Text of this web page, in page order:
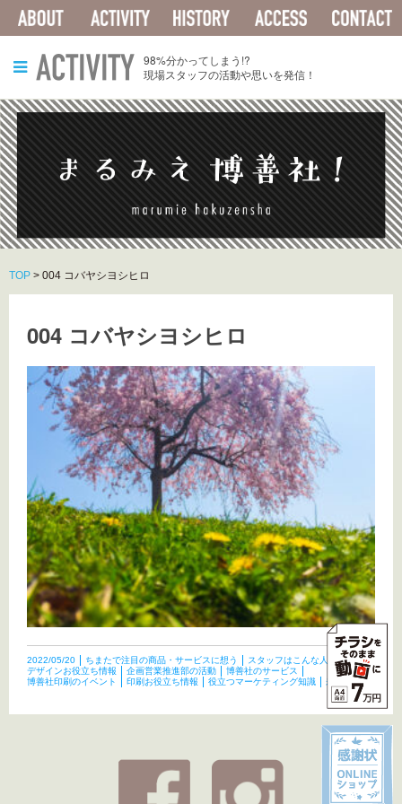
98%分かってしまう!?
現場スタッフの活動や思いを発信！
TOP > 004 コバヤシヨシヒロ
004 コバヤシヨシヒロ
2022/05/20 ちまたで注目の商品・サービスに想う
スタッフはこんな人たち
デザインお役立ち情報
企画営業推進部の活動
博善社のサービス
博善社印刷のイベント
印刷お役立ち情報 役立つマーケティング知識 未分類